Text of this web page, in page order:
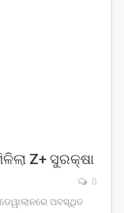
Z+ ସୁରକ୍ଷା
0
ଅବସ୍ଥିତ